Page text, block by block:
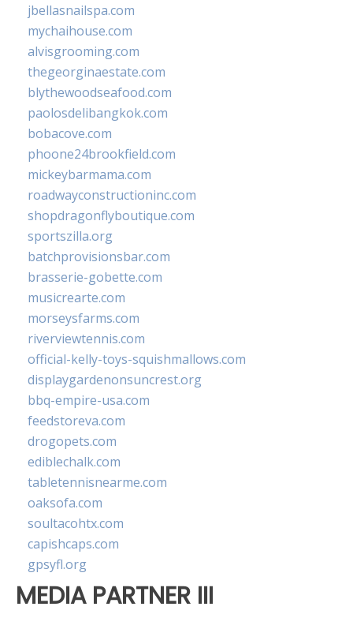
jbellasnailspa.com
mychaihouse.com
alvisgrooming.com
thegeorginaestate.com
blythewoodseafood.com
paolosdelibangkok.com
bobacove.com
phoone24brookfield.com
mickeybarmama.com
roadwayconstructioninc.com
shopdragonflyboutique.com
sportszilla.org
batchprovisionsbar.com
brasserie-gobette.com
musicrearte.com
morseysfarms.com
riverviewtennis.com
official-kelly-toys-squishmallows.com
displaygardenonsuncrest.org
bbq-empire-usa.com
feedstoreva.com
drogopets.com
ediblechalk.com
tabletennisnearme.com
oaksofa.com
soultacohtx.com
capishcaps.com
gpsyfl.org
MEDIA PARTNER III